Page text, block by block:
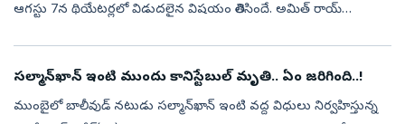
ఆగస్టు 7న థియేటర్లలో విడుదలైన విషయం తెలిసిందే. అమిత్‌ రాయ్‌
సల్మాన్‌ఖాన్‌ ఇంటి ముందు కానిస్టేబుల్‌ మృతి.. ఏం జరిగింది..!
ముంబైలో బాలీవుడ్‌ నటుడు సల్మాన్‌ఖాన్‌ ఇంటి వద్ద విధులు నిర్వహిస్తున్న